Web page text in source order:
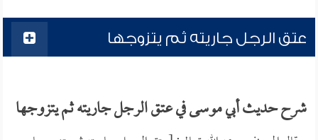
عتق الرجل جاريته ثم يتزوجها
شرح حديث أبي موسى في عتق الرجل جاريته ثم يتزوجها